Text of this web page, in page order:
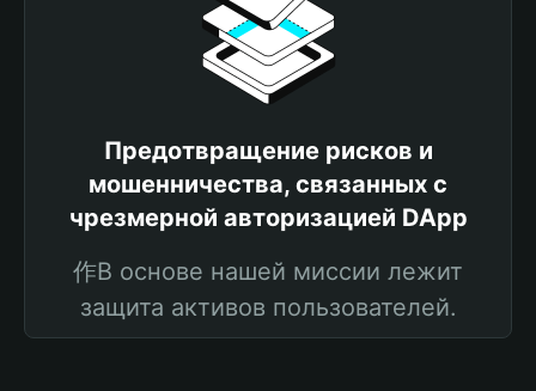
Предотвращение рисков и
мошенничества, связанных с
чрезмерной авторизацией DApp
作В основе нашей миссии лежит
защита активов пользователей.